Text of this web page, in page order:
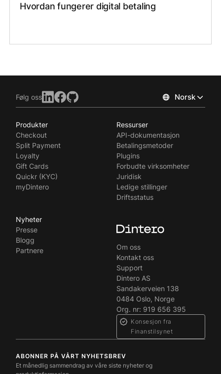
Hvordan fungerer digital betaling
Følg oss Norsk
Produkter
Checkout
Split Payment
Loyalty
Gift Cards
Quickr (KYC)
myDintero
Ressurser
API-dokumentasjon
Betalingsmetoder
Plugins
Forbudte virksomheter
Juridisk
Ledige stillinger
Driftsstatus
Nyheter
Presse
Blogg
Partnere
Om oss
Kontakt oss
Support
Dintero AS
Sandakerveien 138
0484 Oslo, Norge
Org. nr: 919 656 395
Konsesjon fra
Finanstilsynet
ABONNER PÅ VÅRT NYHETSBREV
Et månedlig sammendrag av våre siste nyheter og